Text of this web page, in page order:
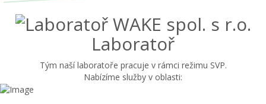
Laboratoř
Tým naší laboratoře pracuje v rámci režimu SVP.
Nabízíme služby v oblasti: